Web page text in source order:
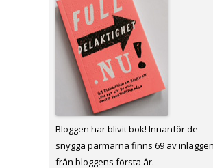
Bloggen har blivit bok! Innanför de
snygga pärmarna finns 69 av inläggen
från bloggens första år.